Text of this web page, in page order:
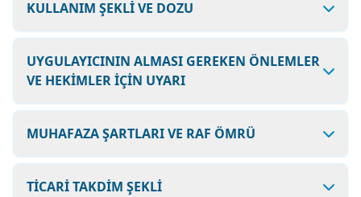
KULLANIM ŞEKLİ VE DOZU
UYGULAYICININ ALMASI GEREKEN ÖNLEMLER
VE HEKİMLER İÇİN UYARI
MUHAFAZA ŞARTLARI VE RAF ÖMRÜ
TİCARİ TAKDİM ŞEKLİ